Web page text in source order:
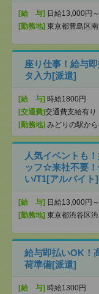
[給 与] 日給13,000円～
[勤務地] 東京都豊島区
座り仕事！給与
タ入力[派遣]
[給 与] 時給1800円
[交通費]交通費支給有り
[勤務地] みどりの駅か
人気イベントも
ッフ☆来社不要
い/T1[アルバイト]
[給 与] 日給13,000円～
[勤務地] 東京都渋谷区
給与即払いOK！
荷準備[派遣]
[給 与] 時給1300円